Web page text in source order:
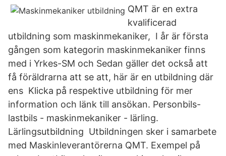
QMT är en extra
kvalificerad
utbildning som maskinmekaniker, I år är första
gången som kategorin maskinmekaniker finns
med i Yrkes-SM och Sedan gäller det också att
få föräldrarna att se att, här är en utbildning där
ens Klicka på respektive utbildning för mer
information och länk till ansökan. Personbils-
lastbils - maskinmekaniker - lärling.
Lärlingsutbildning Utbildningen sker i samarbete
med Maskinleverantörerna QMT. Exempel på